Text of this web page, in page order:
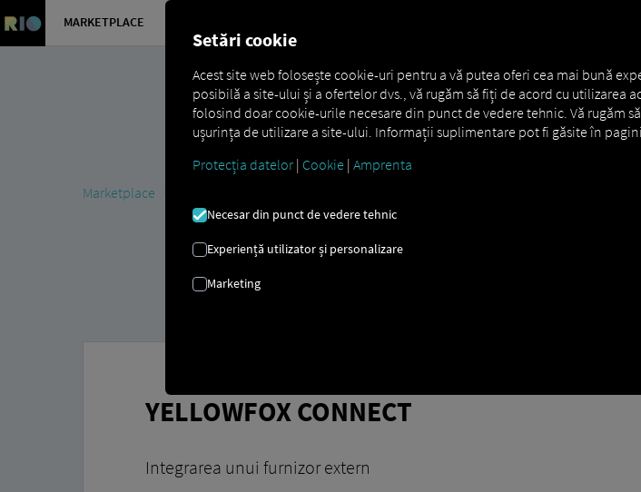
MARKETPLACE
Marketplace
YELLOWFOX CONNECT
Integrarea unui furnizor extern
Setări cookie
Acest site web folosește cookie-uri pentru a vă putea oferi cea mai bună
posibilă a site-ului și a ofertelor dvs., vă rugăm să fiți de acord cu utilizarea
folosind doar cookie-urile necesare din punct de vedere tehnic. Vă rugăm
ușurința de utilizare a site-ului. Informații suplimentare pot fi găsite în
Protecția datelor | Cookie | Amprenta
Necesar din punct de vedere tehnic
Experiență utilizator și personalizare
Marketing